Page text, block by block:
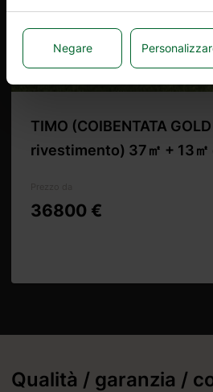
TIMO (COIBENTATA
rivestimento) 37㎡ + 13㎡
36800 €
Qualità / garanzia /
Negare